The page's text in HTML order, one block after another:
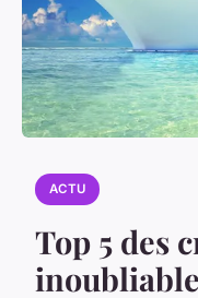
ACTU
Top 5 des